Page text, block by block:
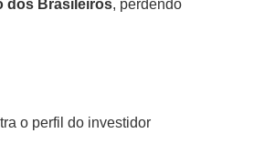
dos Brasileiros, perdendo
o perfil do investidor